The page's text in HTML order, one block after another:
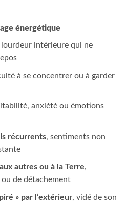
énergétique
intérieure qui ne
à se concentrer ou à garder
anxiété ou émotions
récurrents, sentiments non
autres ou à la Terre,
de détachement
» par l’extérieur, vidé de son